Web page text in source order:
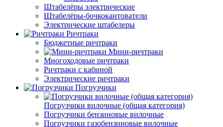
Штабелёры электрические
Штабелёры-бочкокантователи
Электрические штабелеры
Ричтраки
Бюджетные ричтраки
Мини-ричтраки
Многоходовые ричтраки
Ричтраки с кабиной
Электрические ричтраки
Погрузчики
Погрузчики вилочные (общая категория)
Погрузчики бензиновые вилочные
Погрузчики газобензиновые вилочные